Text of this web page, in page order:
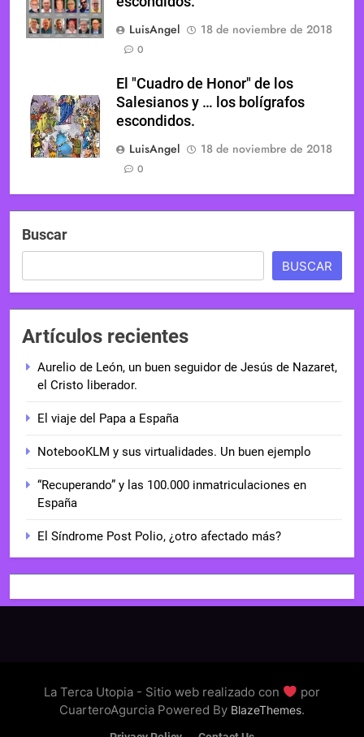
LuisAngel
18 de noviembre de 2018
0
El "Cuadro de Honor" de los
Salesianos y … los bolígrafos
escondidos.
LuisAngel
18 de noviembre de 2018
0
Buscar
BUSCAR
Artículos recientes
Aurelio de León, un buen seguidor de Jesús de Nazaret,
el Cristo liberador.
El viaje del Papa a España
NotebooKLM y sus virtualidades. Un buen ejemplo
“Recuperando” y las 100.000 inmatriculaciones en
España
El Síndrome Post Polio, ¿otro afectado más?
La Terca Utopia - Sitio web realizado con
por
CuarteroAgurcia Powered By BlazeThemes.